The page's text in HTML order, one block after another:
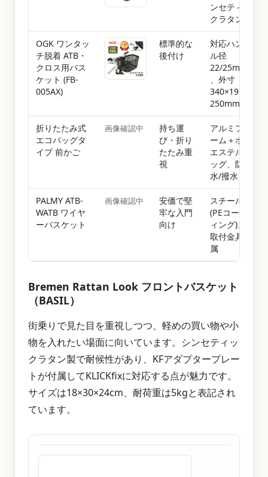
ンセティッ
クラタン製
OGK ワンタッ
チ脱着 ATB・
クロス用バス
ケット (FB-
005AX)
標準的な
後付け
対応ハンド
ル径
22/25mm
、外寸
340×195×
250mm
折りたたみ式
エコバッグタ
イプ 前かご
画像確認中
持ち運
び・折り
たたみ重
視
アルミフレ
ーム＋ポリ
エステルバ
ッグ、防
水/撥水
PALMY ATB-
WATB ワイヤ
ーバスケット
画像確認中
安価で堅
牢な入門
向け
スチール製
(PEコーテ
ィング)、
取付金具付
属
Bremen Rattan Look フロントバスケット
（BASIL）
街乗りで見た目を重視しつつ、軽めの買い物や小
物を入れたい場面に向いています。シンセティッ
クラタン製で耐候性があり、KFアダプタープレー
トが付属してKLICKfixに対応する点が魅力です。
サイズは18×30×24cm、耐荷重は5kgと表記され
ています。